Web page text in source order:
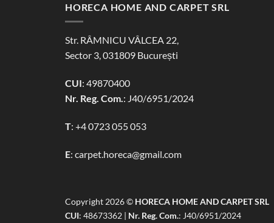
HORECA HOME AND CARPET SRL
Str. RÂMNICU VÂLCEA 22,
Sector 3, 031809 București
CUI: 49870400
Nr. Reg. Com.: J40/6951/2024
T: +4 0723 055 053
E: carpet.horeca@gmail.com
Copyright 2026 © HORECA HOME AND CARPET SRL
CUI: 48673362 | Nr. Reg. Com.: J40/6951/2024